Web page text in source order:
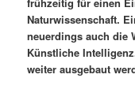
Naturwissenschaft.
neuerdings auch die
Künstliche
weiter ausgebaut